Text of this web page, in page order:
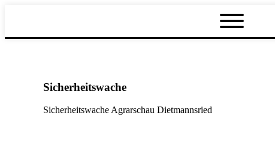
Sicherheitswache
Sicherheitswache Agrarschau Dietmannsried